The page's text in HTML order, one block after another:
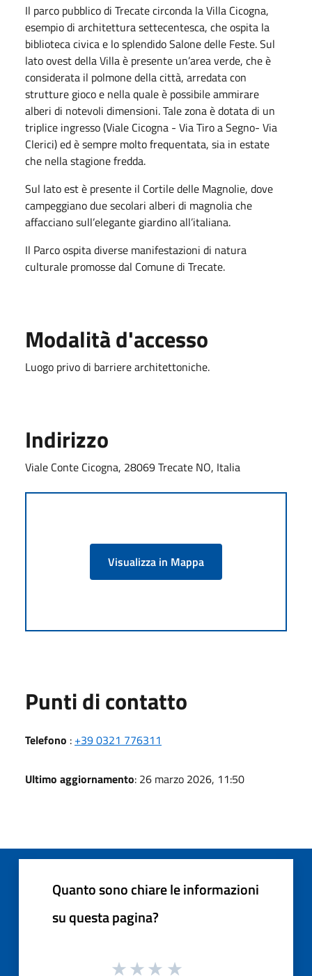
Il parco pubblico di Trecate circonda la Villa Cicogna,
esempio di architettura settecentesca, che ospita la
biblioteca civica e lo splendido Salone delle Feste. Sul
lato ovest della Villa è presente un’area verde, che è
considerata il polmone della città, arredata con
strutture gioco e nella quale è possibile ammirare
alberi di notevoli dimensioni. Tale zona è dotata di un
triplice ingresso (Viale Cicogna - Via Tiro a Segno- Via
Clerici) ed è sempre molto frequentata, sia in estate
che nella stagione fredda.
Sul lato est è presente il Cortile delle Magnolie, dove
campeggiano due secolari alberi di magnolia che
affacciano sull’elegante giardino all’italiana.
Il Parco ospita diverse manifestazioni di natura
culturale promosse dal Comune di Trecate.
Modalità d'accesso
Luogo privo di barriere architettoniche.
Indirizzo
Viale Conte Cicogna, 28069 Trecate NO, Italia
Visualizza in Mappa
Punti di contatto
Telefono : +39 0321 776311
Ultimo aggiornamento: 26 marzo 2026, 11:50
Quanto sono chiare le informazioni
su questa pagina?